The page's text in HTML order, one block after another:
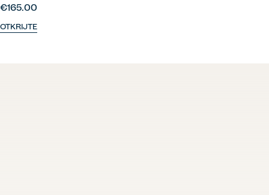
€165.00
OTKRIJTE